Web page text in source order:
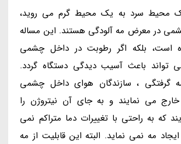
محیط سرد به یک محیط گرم می روید،
در معرض مه آلودگی هستند. این مساله
است، بلکه اگر رطوبت در داخل چشمی
تواند باعث آسیب دیدگی دستگاه گردد.
مه گرفتگی ، سازندگان هوای داخل چشمی
خارج می نمایند و به جای آن نیتروژن را
که به راحتی با تغییرات دما متراکم نمی
مه نمی نماید. البته این قابلیت از مه